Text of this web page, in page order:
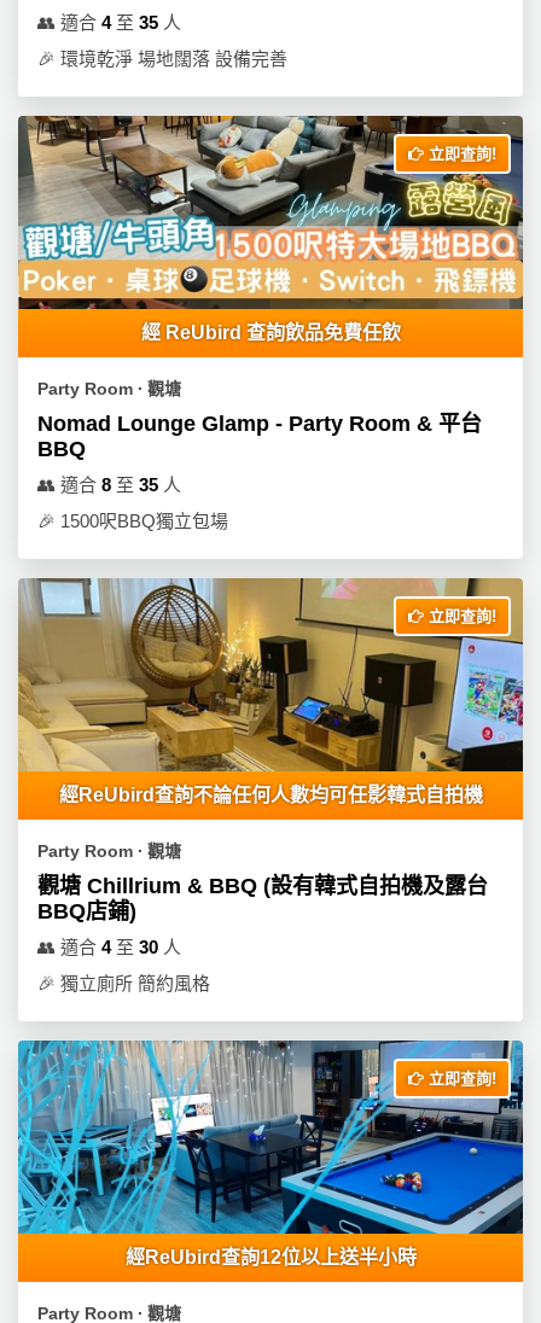
出
租
👥 適合 4至 35 人
🎉 環境乾淨 場地闊落 設備完善
立即查詢!
經 ReUbird 查詢飲品免費任飲
Party Room ∙ 觀塘
Nomad Lounge Glamp - Party Room & 平台
BBQ
👥 適合 8 至 35 人
🎉 1500呎BBQ獨立包場
立即查詢!
經ReUbird查詢不論任何人數均可任影韓式自拍機
Party Room ∙ 觀塘
觀塘 Chillrium & BBQ (設有韓式自拍機及露台
BBQ店鋪)
👥 適合 4至 30 人
🎉 獨立廁所 簡約風格
立即查詢!
經ReUbird查詢12位以上送半小時
Party Room ∙ 觀塘